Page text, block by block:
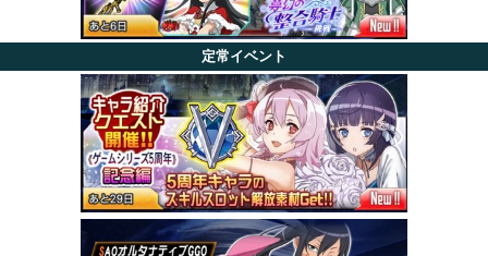
定常イベント